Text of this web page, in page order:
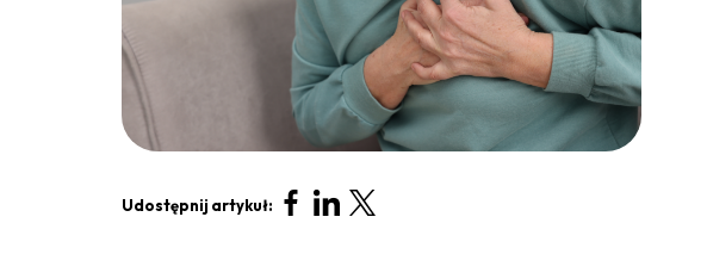
Udostępnij artykuł: